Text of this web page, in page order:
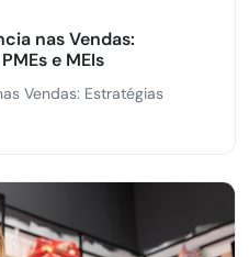
nas Vendas:
e MEIs
Vendas: Estratégias